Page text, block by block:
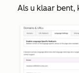
Als u klaar bent,